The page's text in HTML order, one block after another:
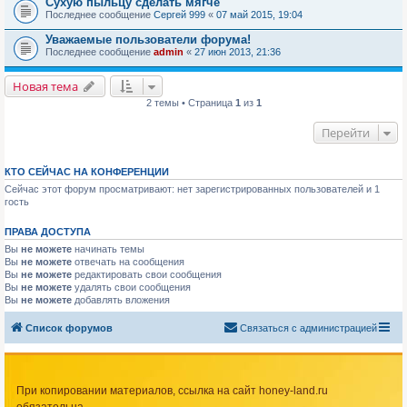
Последнее сообщение Сергей 999 « 07 май 2015, 19:04
Уважаемые пользователи форума!
Последнее сообщение admin « 27 июн 2013, 21:36
Новая тема
2 темы • Страница 1 из 1
Перейти
КТО СЕЙЧАС НА КОНФЕРЕНЦИИ
Сейчас этот форум просматривают: нет зарегистрированных пользователей и 1
гость
ПРАВА ДОСТУПА
Вы не можете начинать темы
Вы не можете отвечать на сообщения
Вы не можете редактировать свои сообщения
Вы не можете удалять свои сообщения
Вы не можете добавлять вложения
Список форумов Связаться с администрацией
При копировании материалов, ссылка на сайт honey-land.ru